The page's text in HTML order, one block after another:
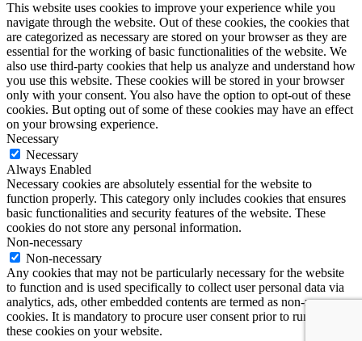
This website uses cookies to improve your experience while you
navigate through the website. Out of these cookies, the cookies that
are categorized as necessary are stored on your browser as they are
essential for the working of basic functionalities of the website. We
also use third-party cookies that help us analyze and understand how
you use this website. These cookies will be stored in your browser
only with your consent. You also have the option to opt-out of these
cookies. But opting out of some of these cookies may have an effect
on your browsing experience.
Necessary
Necessary
Always Enabled
Necessary cookies are absolutely essential for the website to
function properly. This category only includes cookies that ensures
basic functionalities and security features of the website. These
cookies do not store any personal information.
Non-necessary
Non-necessary
Any cookies that may not be particularly necessary for the website
to function and is used specifically to collect user personal data via
analytics, ads, other embedded contents are termed as non-necessary
cookies. It is mandatory to procure user consent prior to running
these cookies on your website.